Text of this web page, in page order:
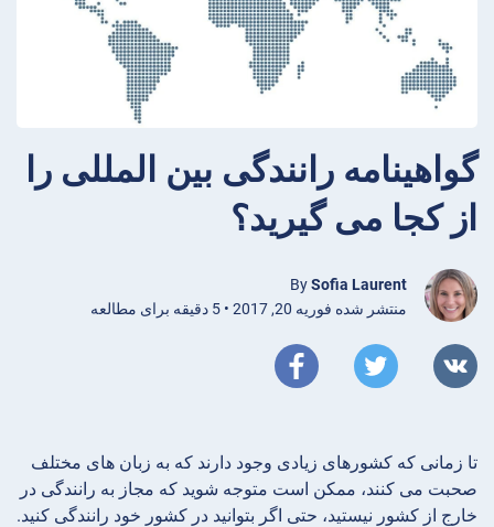
گواهینامه رانندگی بین المللی را
از کجا می گیرید؟
BySofia Laurent
منتشر شده فوریه 20, 2017 • 5 دقیقه برای مطالعه
تا زمانی که کشورهای زیادی وجود دارند که به زبان های مختلف
صحبت می کنند، ممکن است متوجه شوید که مجاز به رانندگی در
خارج از کشور نیستید، حتی اگر بتوانید در کشور خود رانندگی کنید.